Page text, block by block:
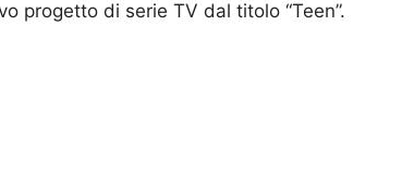
progetto di serie TV dal titolo “Teen”.